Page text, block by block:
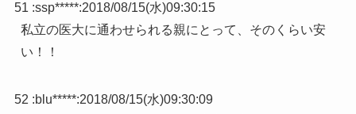
51 :ssp*****:2018/08/15(水)09:30:15
私立の医大に通わせられる親にとって、そのくらい安
い！！
52 :blu*****:2018/08/15(水)09:30:09